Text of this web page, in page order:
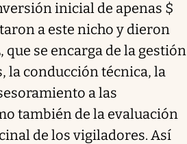
inicial de apenas $
a este nicho y dieron
que se encarga de la gestión
la conducción técnica, la
a las
también de la evaluación
de los vigiladores. Así